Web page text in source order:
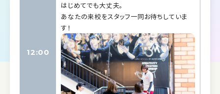
12:00
はじめてでも大丈夫。
あなたの来校をスタッフ一同お待ちしていま
す！